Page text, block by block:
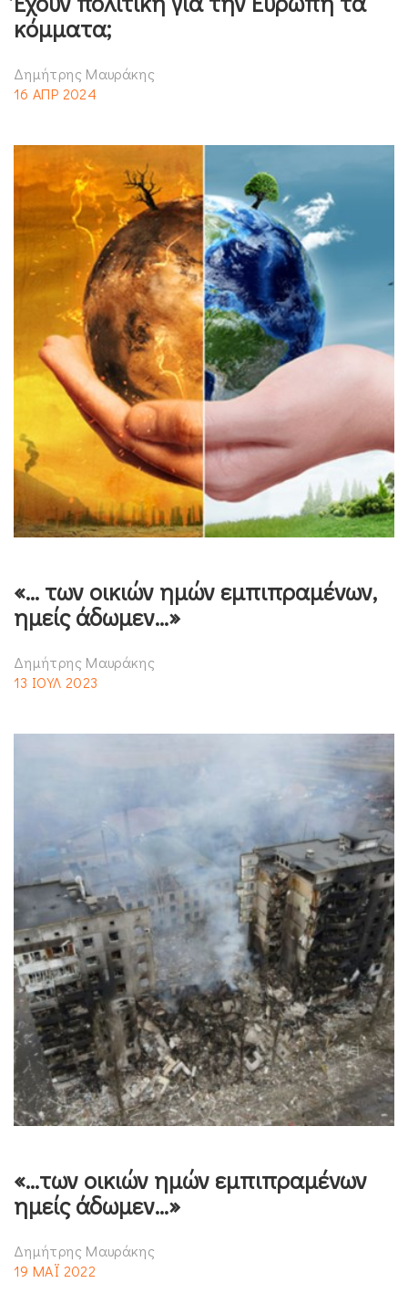
κόμματα;
Δημήτρης Μαυράκης
16 ΑΠΡ 2024
«… των οικιών ημών εμπιπραμένων,
ημείς άδωμεν…»
Δημήτρης Μαυράκης
13 ΙΟΥΛ 2023
«…των οικιών ημών εμπιπραμένων
ημείς άδωμεν…»
Δημήτρης Μαυράκης
19 ΜΑΪ 2022